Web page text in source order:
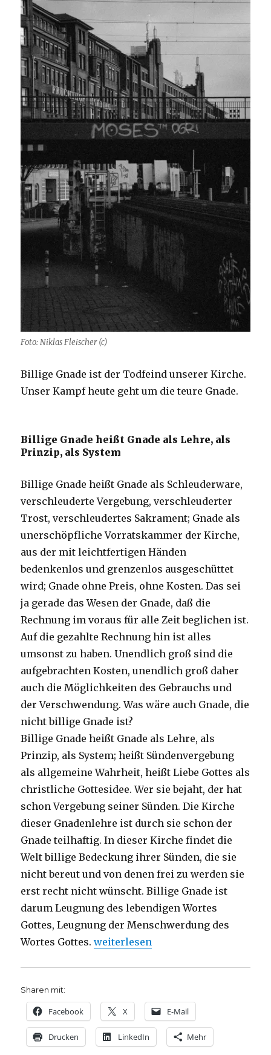
Foto: Niklas Fleischer (c)
Billige Gnade ist der Todfeind unserer Kirche.
Unser Kampf heute geht um die teure Gnade.
Billige Gnade heißt Gnade als Lehre, als
Prinzip, als System
Billige Gnade heißt Gnade als Schleuderware,
verschleuderte Vergebung, verschleuderter
Trost, verschleudertes Sakrament; Gnade als
unerschöpfliche Vorratskammer der Kirche,
aus der mit leichtfertigen Händen
bedenkenlos und grenzenlos ausgeschüttet
wird; Gnade ohne Preis, ohne Kosten. Das sei
ja gerade das Wesen der Gnade, daß die
Rechnung im voraus für alle Zeit beglichen ist.
Auf die gezahlte Rechnung hin ist alles
umsonst zu haben. Unendlich groß sind die
aufgebrachten Kosten, unendlich groß daher
auch die Möglichkeiten des Gebrauchs und
der Verschwendung. Was wäre auch Gnade, die
nicht billige Gnade ist?
Billige Gnade heißt Gnade als Lehre, als
Prinzip, als System; heißt Sündenvergebung
als allgemeine Wahrheit, heißt Liebe Gottes als
christliche Gottesidee. Wer sie bejaht, der hat
schon Vergebung seiner Sünden. Die Kirche
dieser Gnadenlehre ist durch sie schon der
Gnade teilhaftig. In dieser Kirche findet die
Welt billige Bedeckung ihrer Sünden, die sie
nicht bereut und von denen frei zu werden sie
erst recht nicht wünscht. Billige Gnade ist
darum Leugnung des lebendigen Wortes
Gottes, Leugnung der Menschwerdung des
Wortes Gottes.„„Die teure Gnade“, Dietrich
weiterlesen
Sharen mit:
Facebook X E-Mail
Drucken LinkedIn Mehr